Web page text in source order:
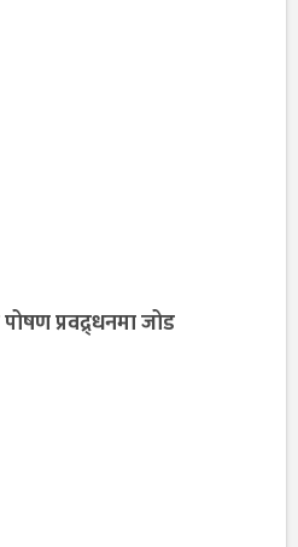
प्रवद्र्धनमा जोड